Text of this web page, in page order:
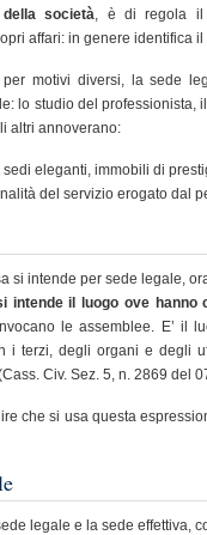
società, è di regola il
affari: in genere identifica
per motivi diversi, la sede
lo studio del professionista,
altri annoverano:
sedi eleganti, immobili di
del servizio erogato dal
si intende per sede legale,
intende il luogo ove
le assemblee. E’ il
i terzi, degli organi e degli
Civ. Sez. 5, n. 2869 del
che si usa questa
legale e la sede effettiva,